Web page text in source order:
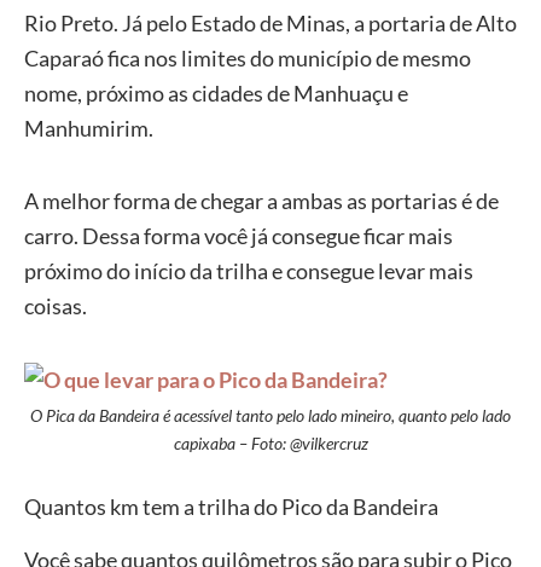
Rio Preto. Já pelo Estado de Minas, a portaria de Alto
Caparaó fica nos limites do município de mesmo
nome, próximo as cidades de Manhuaçu e
Manhumirim.
A melhor forma de chegar a ambas as portarias é de
carro. Dessa forma você já consegue ficar mais
próximo do início da trilha e consegue levar mais
coisas.
O Pica da Bandeira é acessível tanto pelo lado mineiro, quanto pelo lado
capixaba – Foto: @vilkercruz
Quantos km tem a trilha do Pico da Bandeira
Você sabe quantos quilômetros são para subir o Pico